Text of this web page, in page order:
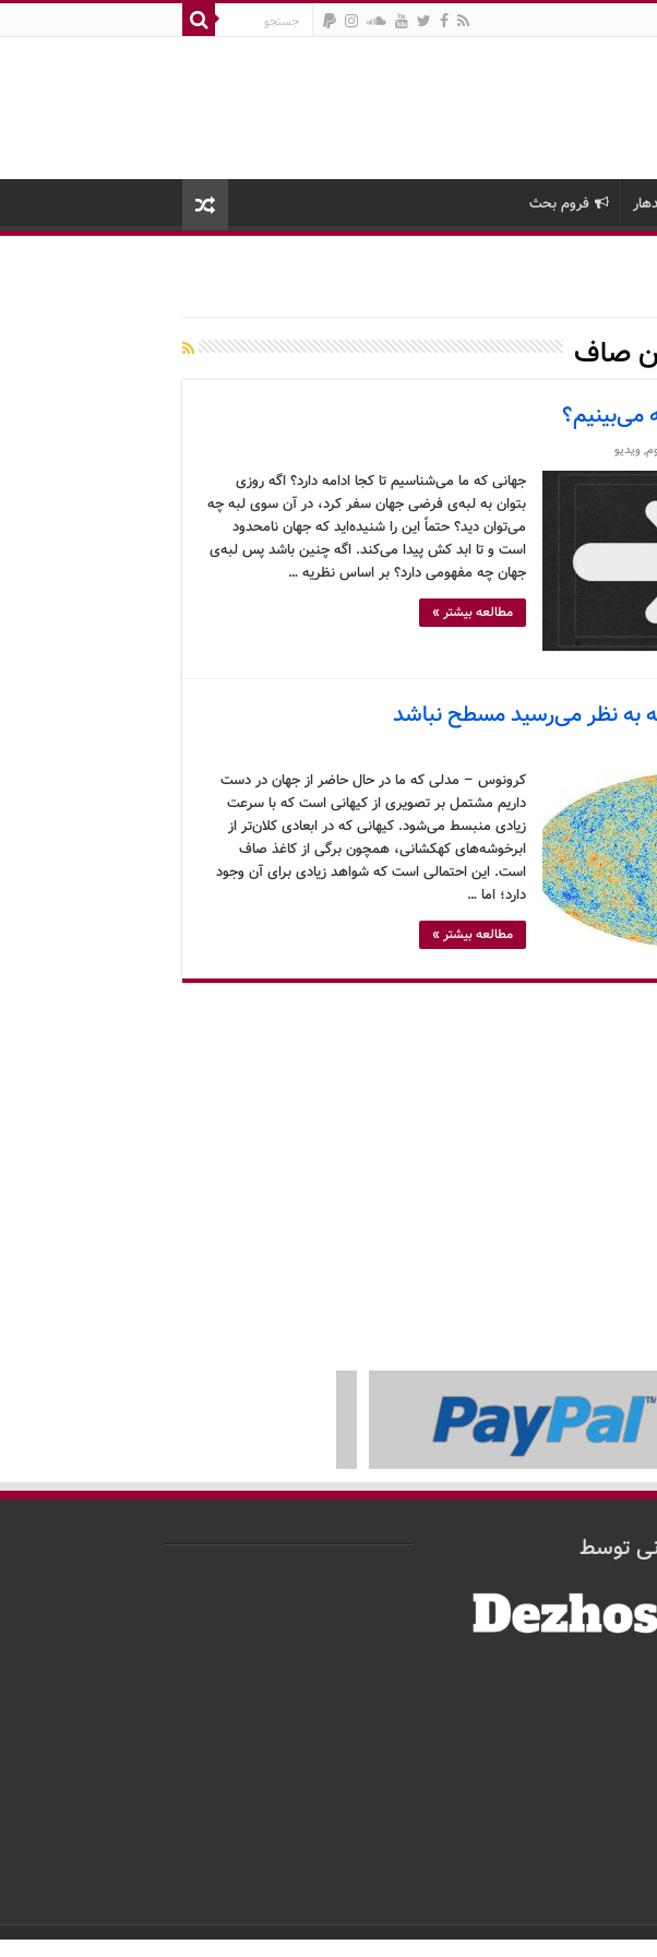
فروم بحث
صاف
می‌بینیم؟
,ویدیو
جهانی که ما می‌شناسیم تا کجا ادامه دارد؟ اگه روزی
بتوان به لبه‌ی فرضی جهان سفر کرد، در آن سوی لبه چه
می‌توان دید؟ حتماً این را شنیده‌اید که جهان نامحدود
است و تا ابد کش پیدا می‌کند. اگه چنین باشد پس لبه‌ی
جهان چه مفهومی دارد؟ بر اساس نظریه …
مطالعه بیشتر »
نظر می‌رسید مسطح نباشد
کرونوس – مدلی که ما در حال حاضر از جهان در دست
داریم مشتمل بر تصویری از کیهانی است که با سرعت
زیادی منبسط می‌شود. کیهانی که در ابعادی کلان‌تر از
ابرخوشه‌های کهکشانی، همچون برگی از کاغذ صاف
است. این احتمالی است که شواهد زیادی برای آن وجود
دارد؛ اما …
مطالعه بیشتر »
توسط